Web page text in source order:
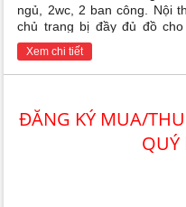
ngủ, 2wc, 2 ban công. Nội
chủ trang bị đầy đủ đồ
nhà, view nhìn ra
đầy đủ, an ninh và bảo vệ 24/
Xem chi tiết
ĐĂNG KÝ MUA/
QUÝ